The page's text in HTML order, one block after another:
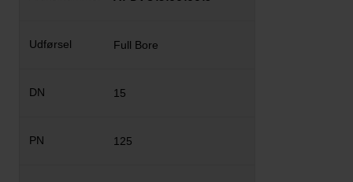
Full Bore
15
125